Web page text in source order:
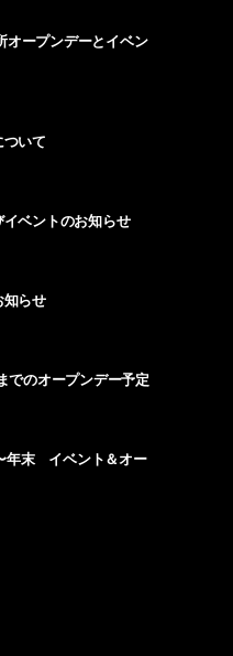
ープンデーとイベン
いて
ベントのお知らせ
らせ
のオープンデー予定
年末 イベント＆オー